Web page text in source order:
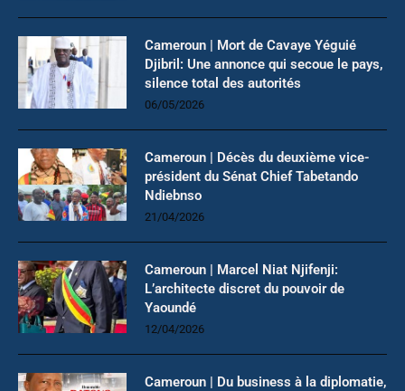
Cameroun | Mort de Cavaye Yéguié
Djibril: Une annonce qui secoue le pays,
silence total des autorités
06/05/2026
Cameroun | Décès du deuxième vice-
président du Sénat Chief Tabetando
Ndiebnso
21/04/2026
Cameroun | Marcel Niat Njifenji:
L’architecte discret du pouvoir de
Yaoundé
12/04/2026
Cameroun | Du business à la diplomatie,